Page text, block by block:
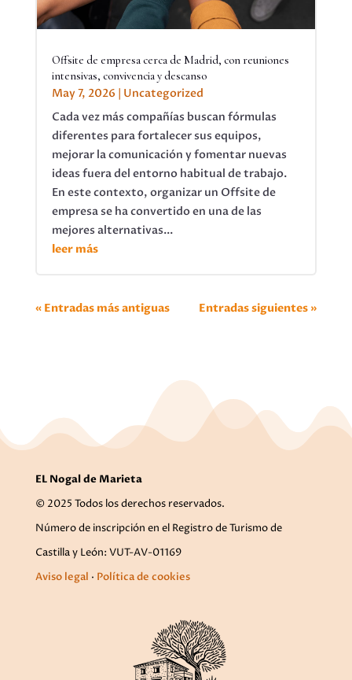
Offsite de empresa cerca de Madrid, con reuniones
intensivas, convivencia y descanso
May 7, 2026
Uncategorized
Cada vez más compañías buscan fórmulas
diferentes para fortalecer sus equipos,
mejorar la comunicación y fomentar nuevas
ideas fuera del entorno habitual de trabajo.
En este contexto, organizar un Offsite de
empresa se ha convertido en una de las
mejores alternativas...
leer más
« Entradas más antiguas Entradas siguientes »
EL Nogal de Marieta
© 2025 Todos los derechos reservados.
Número de inscripción en el Registro de Turismo de
Castilla y León: VUT-AV-01169
Aviso legal · Política de cookies